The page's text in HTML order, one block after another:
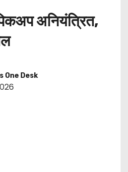
अनियंत्रित,
One Desk